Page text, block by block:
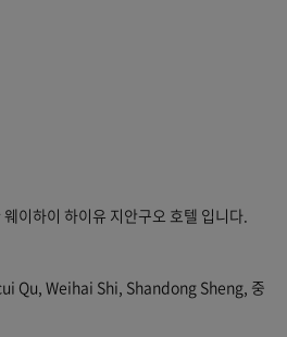
이하이 하이유 지안구오 호텔 입니다.
Qu, Weihai Shi, Shandong Sheng, 중